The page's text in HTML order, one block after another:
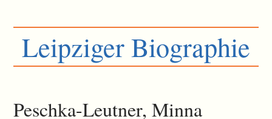
Leipziger Biographie
Peschka-Leutner, Minna